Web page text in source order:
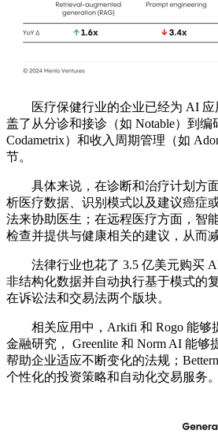
医疗保健行业的企业已经为 AI 应
盖了从分诊和接诊（如 Notable）到编
Codametrix）和收入周期管理（如
节。
具体来说，在诊断和治疗计划方
析医疗数据、识别模式以及建议癌症
法来协助医生；在远程医疗方面，智
检查并提供与健康相关的建议，从而
法律行业也花了 3.5 亿美元购买
非结构化数据并自动执行基于模式的
在诉讼法和交易法两个版块。
相关应用中，Arkifi 和 Rogo 能够
金融研究， Greenlite 和 Norm AI 能够
帮助企业适应不断变化的法规；
个性化的投资策略和自动化交易服务。